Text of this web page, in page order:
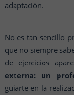
adaptación.
No es tan sencillo
que no siempre
de ejercicios
externa: un
guiarte en la